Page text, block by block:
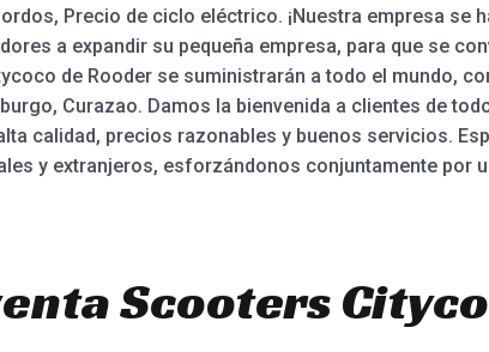
Precio de ciclo eléctrico. ¡Nuestra empresa se
a expandir su pequeña empresa, para que se
de Rooder se suministrarán a todo el mundo,
Curazao. Damos la bienvenida a clientes de
calidad, precios razonables y buenos servicios.
y extranjeros, esforzándonos conjuntamente por
Scooters